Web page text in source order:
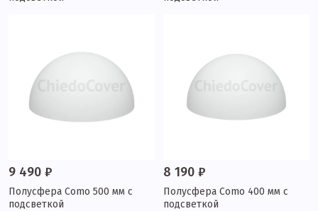
9 490 ₽
Полусфера Como 500 мм с
подсветкой
8 190 ₽
Полусфера Como 400 мм с
подсветкой